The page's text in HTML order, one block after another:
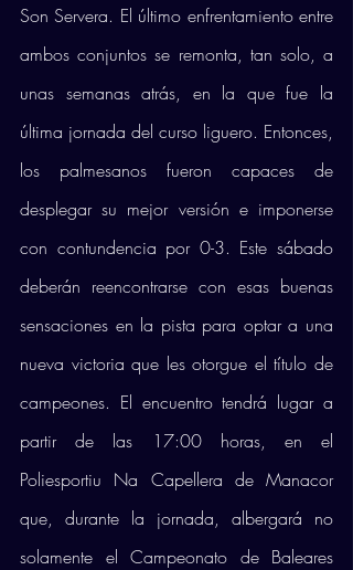
Son Servera. El último enfrentamiento entre
ambos conjuntos se remonta, tan solo, a
unas semanas atrás, en la que fue la
última jornada del curso liguero. Entonces,
los palmesanos fueron capaces de
desplegar su mejor versión e imponerse
con contundencia por 0-3. Este sábado
deberán reencontrarse con esas buenas
sensaciones en la pista para optar a una
nueva victoria que les otorgue el título de
campeones. El encuentro tendrá lugar a
partir de las 17:00 horas, en el
Poliesportiu Na Capellera de Manacor
que, durante la jornada, albergará no
solamente el Campeonato de Baleares